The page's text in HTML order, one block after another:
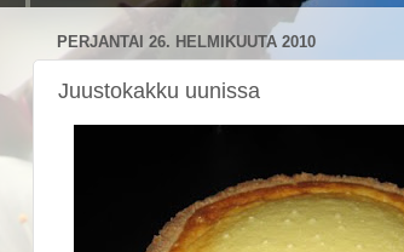
PERJANTAI 26. HELMIKUUTA 2010
Juustokakku uunissa